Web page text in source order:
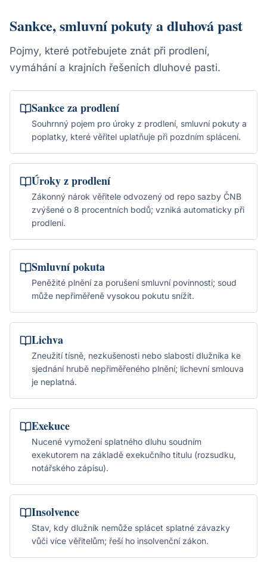
Sankce, smluvní pokuty a dluhová past
Pojmy, které potřebujete znát při prodlení,
vymáhání a krajních řešeních dluhové pasti.
Sankce za prodlení
Souhrnný pojem pro úroky z prodlení, smluvní pokuty a
poplatky, které věřitel uplatňuje při pozdním splácení.
Úroky z prodlení
Zákonný nárok věřitele odvozený od repo sazby ČNB
zvýšené o 8 procentních bodů; vzniká automaticky při
prodlení.
Smluvní pokuta
Peněžité plnění za porušení smluvní povinnosti; soud
může nepřiměřeně vysokou pokutu snížit.
Lichva
Zneužití tísně, nezkušenosti nebo slabosti dlužníka ke
sjednání hrubě nepřiměřeného plnění; lichevní smlouva
je neplatná.
Exekuce
Nucené vymožení splatného dluhu soudním
exekutorem na základě exekučního titulu (rozsudku,
notářského zápisu).
Insolvence
Stav, kdy dlužník nemůže splácet splatné závazky
vůči více věřitelům; řeší ho insolvenční zákon.